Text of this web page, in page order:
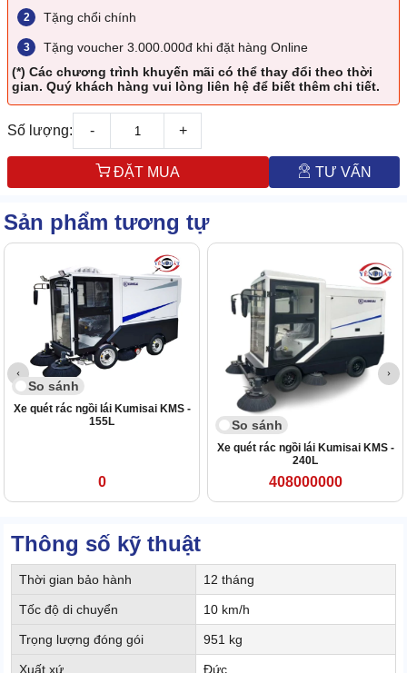
Tặng chổi chính
Tặng voucher 3.000.000đ khi đặt hàng Online
(*) Các chương trình khuyến mãi có thể thay đổi theo thời
gian. Quý khách hàng vui lòng liên hệ để biết thêm chi tiết.
Số lượng: - +
ĐẶT MUA TƯ VẤN
Sản phẩm tương tự
So sánh
Xe quét rác ngồi lái Kumisai KMS -
155L
0
So sánh
Xe quét rác ngồi lái Kumisai KMS -
240L
408000000
Thông số kỹ thuật
Thời gian bảo hành 12 tháng
Tốc độ di chuyển 10 km/h
Trọng lượng đóng gói 951 kg
Xuất xứ Đức